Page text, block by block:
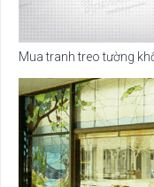
Mua tranh treo tường